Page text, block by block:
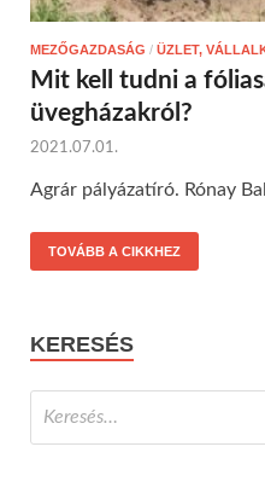
MEZŐGAZDASÁG / ÜZLET,
Mit kell tudni a
üvegházakról?
2021.07.01.
Agrár pályázatíró. Rónay
TOVÁBB A CIKKHEZ
KERESÉS